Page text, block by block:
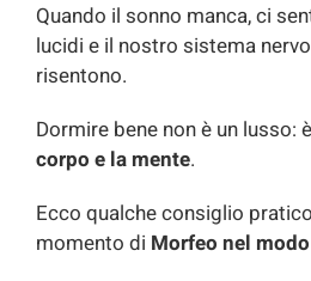
Quando il sonno manca, ci
lucidi e il nostro sistema
risentono.
Dormire bene non è un lusso:
corpo e la mente.
Ecco qualche consiglio
momento di Morfeo nel